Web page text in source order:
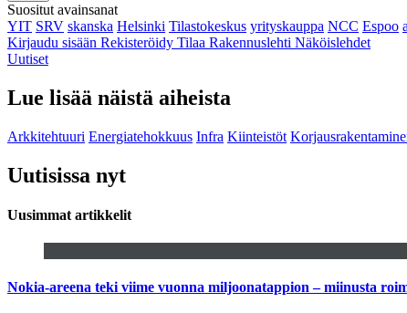
Suositut avainsanat
YIT SRV skanska Helsinki Tilastokeskus yrityskauppa NCC Espoo
Kirjaudu sisään Rekisteröidy Tilaa Rakennuslehti Näköislehdet
Uutiset
Lue lisää näistä aiheista
Arkkitehtuuri Energiatehokkuus Infra Kiinteistöt
Uutisissa nyt
Uusimmat artikkelit
Nokia-areena teki viime vuonna miljoonatappion – miinusta